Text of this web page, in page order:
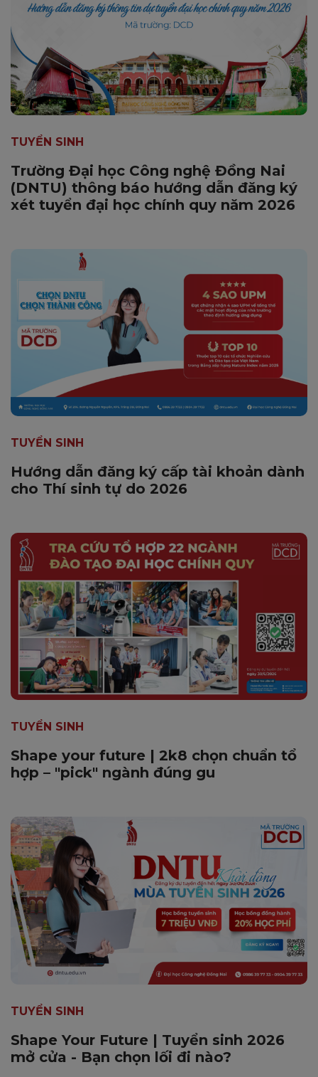
TUYỂN SINH
Trường Đại học Công nghệ Đồng Nai
(DNTU) thông báo hướng dẫn đăng ký
xét tuyển đại học chính quy năm 2026
TUYỂN SINH
Hướng dẫn đăng ký cấp tài khoản dành
cho Thí sinh tự do 2026
TUYỂN SINH
Shape your future | 2k8 chọn chuẩn tổ
hợp – "pick" ngành đúng gu
TUYỂN SINH
Shape Your Future | Tuyển sinh 2026
mở cửa - Bạn chọn lối đi nào?